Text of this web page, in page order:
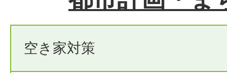
空き家対策